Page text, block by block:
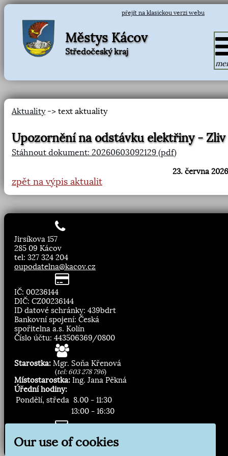
přejít na klasickou verzi webu
Městys Kácov
Středočeský kraj
Aktuality-> text aktuality
Upozornění na odstávku elektřiny - Zliv
Stáhnout dokument: 20260603092129 (pdf)
23. června
zpět na výpis aktualit
Jirsíkova 157
285 09 Kácov
tel: 327 324 204
oupodatelna@kacov.cz
IČ: 00236144
DIČ: CZ00236144
ID datové schránky: 439bdrt
Bankovní spojení: Česká
spořitelna a.s. Kolín
Číslo účtu: 443506369/0800
Starostka: Mgr. Soňa Křenová
(tel: 603 278 796)
Místostarostka: Ing. Jana Pěkná
Úřední hodiny:
Pondělí, středa 8.00 - 11:30
13:00 - 16:30
Zasílání novinek:
Our use of cookies